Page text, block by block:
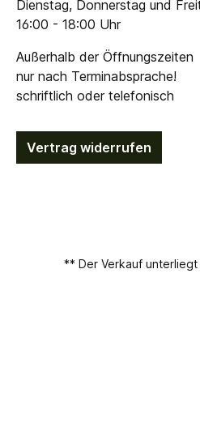
Dienstag, Donnerstag und
16:00 - 18:00 Uhr
Außerhalb der Öffnungszeiten
nur nach Terminabsprache!
schriftlich oder telefonisch
Vertrag widerrufen
** Der Verkauf